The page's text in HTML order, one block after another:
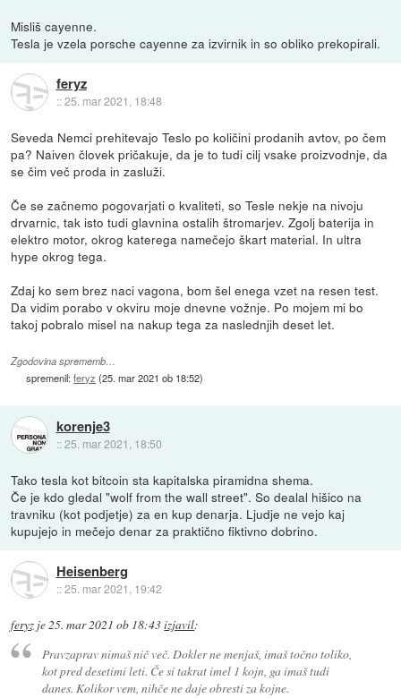
Misliš cayenne.
Tesla je vzela porsche cayenne za izvirnik in so obliko prekopirali.
feryz
::25. mar 2021, 18:48
Seveda Nemci prehitevajo Teslo po količini prodanih avtov, po čem
pa? Naiven človek pričakuje, da je to tudi cilj vsake proizvodnje, da
se čim več proda in zasluži.
Če se začnemo pogovarjati o kvaliteti, so Tesle nekje na nivoju
drvarnic, tak isto tudi glavnina ostalih štromarjev. Zgolj baterija in
elektro motor, okrog katerega namečejo škart material. In ultra
hype okrog tega.
Zdaj ko sem brez naci vagona, bom šel enega vzet na resen test.
Da vidim porabo v okviru moje dnevne vožnje. Po mojem mi bo
takoj pobralo misel na nakup tega za naslednjih deset let.
Zgodovina sprememb…
spremenil:feryz (25. mar 2021 ob 18:52)
korenje3
::25. mar 2021, 18:50
Tako tesla kot bitcoin sta kapitalska piramidna shema.
Če je kdo gledal "wolf from the wall street". So dealal hišico na
travniku (kot podjetje) za en kup denarja. Ljudje ne vejo kaj
kupujejo in mečejo denar za praktično fiktivno dobrino.
Heisenberg
::25. mar 2021, 19:42
feryz je25. mar 2021 ob 18:43izjavil:
Pravzaprav nimaš nič več. Dokler ne menjaš, imaš točno toliko,
kot pred desetimi leti. Če si takrat imel 1 kojn, ga imaš tudi
danes. Kolikor vem, nihče ne daje obresti za kojne.